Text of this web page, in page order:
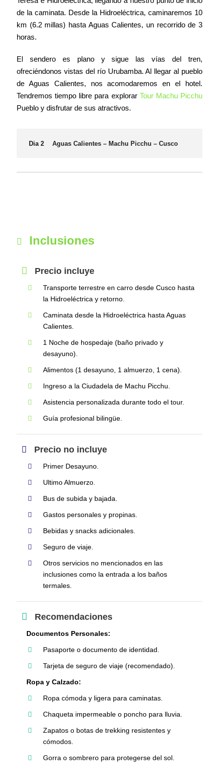
de la caminata. Desde la Hidroeléctrica, caminaremos 10
km (6.2 millas) hasta Aguas Calientes, un recorrido de 3
horas.
El sendero es plano y sigue las vías del tren,
ofreciéndonos vistas del río Urubamba. Al llegar al pueblo
de Aguas Calientes, nos acomodaremos en el hotel.
Tendremos tiempo libre para explorar Tour Machu Picchu
Pueblo y disfrutar de sus atractivos.
Dia 2 Aguas Calientes – Machu Picchu – Cusco
Inclusiones
Precio incluye
Transporte terrestre en carro desde Cusco hasta
la Hidroeléctrica y retorno.
Caminata desde la Hidroeléctrica hasta Aguas
Calientes.
1 Noche de hospedaje (baño privado y
desayuno).
Alimentos (1 desayuno, 1 almuerzo, 1 cena).
Ingreso a la Ciudadela de Machu Picchu.
Asistencia personalizada durante todo el tour.
Guía profesional bilingüe.
Precio no incluye
Primer Desayuno.
Ultimo Almuerzo.
Bus de subida y bajada.
Gastos personales y propinas.
Bebidas y snacks adicionales.
Seguro de viaje.
Otros servicios no mencionados en las
inclusiones como la entrada a los baños
termales.
Recomendaciones
Documentos Personales:
Pasaporte o documento de identidad.
Tarjeta de seguro de viaje (recomendado).
Ropa y Calzado:
Ropa cómoda y ligera para caminatas.
Chaqueta impermeable o poncho para lluvia.
Zapatos o botas de trekking resistentes y
cómodos.
Gorra o sombrero para protegerse del sol.